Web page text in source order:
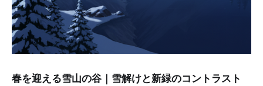
春を迎える雪山の谷｜雪解けと新緑のコントラスト